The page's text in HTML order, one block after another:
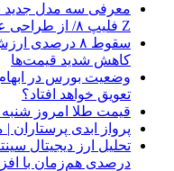
Z فلیپ ۸/ از طراحی عریض تا باتری‌های سیلیکون-کربن
سقوط ۸ درصدی
کاهش شدید قیمت‌ها
وضعیت بورس در
تعویق خواهد افتاد؟
قیمت طلا امروز شنبه ۱۸بهمن/ افزایش قیمت ادامه دارد؟
پرواز ابدی
درصدی هم‌زمان با